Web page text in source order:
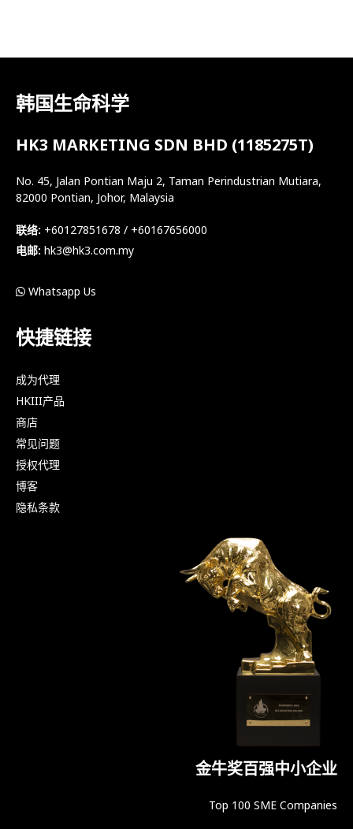
韩国生命科学
HK3 MARKETING SDN BHD (1185275T)
No. 45, Jalan Pontian Maju 2, Taman Perindustrian Mutiara,
82000 Pontian, Johor, Malaysia
联络: +60127851678 / +60167656000
电邮: hk3@hk3.com.my
Whatsapp Us
快捷链接
成为代理
HKIII产品
商店
常见问题
授权代理
博客
隐私条款
金牛奖百强中小企业
Top 100 SME Companies